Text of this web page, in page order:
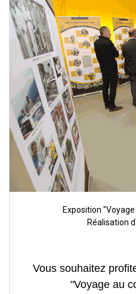
Exposition
Réalisation
Vous souhaitez
"Voyage au